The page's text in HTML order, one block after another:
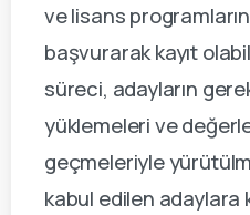
ve lisans
başvurarak kayıt
süreci, adayların
yüklemeleri ve
geçmeleriyle
kabul edilen adaylara